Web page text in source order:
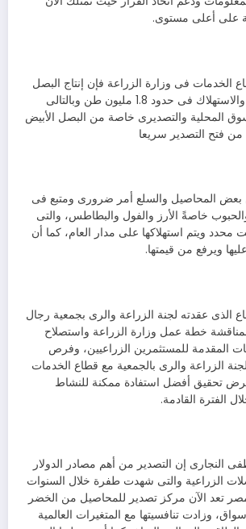
على أعلى مستوى.
الخدمات فى وزارة الزراعة فإن إنتاج البصل
يتعدى 3 ملايين طن والاستهلاك فى حدود 1.8 مليون طن وبالتالى
المحلية والتصديرى خاصة من البصل الأبيض
من فتح التصدير سريعا
بعض المحاصيل والسلع أمر ضرورى ومتبع فى
خاصةً الأرز والفول والبطاطس، والتى
ويتم استهلاكها على مدار العام، كما أن
ويرفع من قيمتها.
الذى عقدته لجنة الزراعة والرى بجمعية رجال
خطة عمل وزارة الزراعة واستصلاح
المقدمة للمستثمرين الزراعيين، وفرص
الزراعة والرى بالجمعية مع قطاع الخدمات
بغرض تحقيق أفضل استفادة ممكنة للنشاط
الفترة القادمة.
النجارى إن التصدير من أهم مصادر الدولار
الزراعية والتى شهدت طفرة خلال السنوات
تعد الآن مركز تصدير للمحاصيل من الخضر
وزادت تنافسيتها مع المتغيرات العالمية